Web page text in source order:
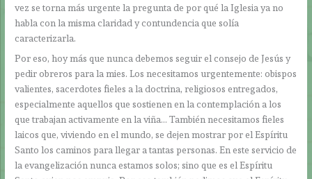
vez se torna más urgente la pregunta de por qué la Iglesia ya no
habla con la misma claridad y contundencia que solía
caracterizarla.
Por eso, hoy más que nunca debemos seguir el consejo de Jesús y
pedir obreros para la mies. Los necesitamos urgentemente: obispos
valientes, sacerdotes fieles a la doctrina, religiosos entregados,
especialmente aquellos que sostienen en la contemplación a los
que trabajan activamente en la viña… También necesitamos fieles
laicos que, viviendo en el mundo, se dejen mostrar por el Espíritu
Santo los caminos para llegar a tantas personas. En este servicio de
la evangelización nunca estamos solos; sino que es el Espíritu